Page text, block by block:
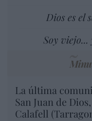
Dios es el
Soy
La última
San Juan de
Calafell